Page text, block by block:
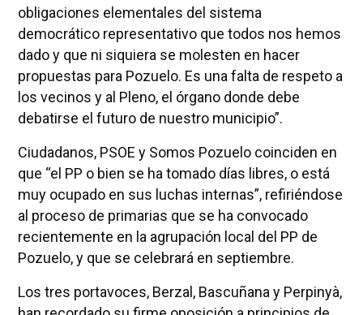
obligaciones elementales del sistema
democrático representativo que todos nos hemos
dado y que ni siquiera se molesten en hacer
propuestas para Pozuelo. Es una falta de respeto a
los vecinos y al Pleno, el órgano donde debe
debatirse el futuro de nuestro municipio”.
Ciudadanos, PSOE y Somos Pozuelo coinciden en
que “el PP o bien se ha tomado días libres, o está
muy ocupado en sus luchas internas”, refiriéndose
al proceso de primarias que se ha convocado
recientemente en la agrupación local del PP de
Pozuelo, y que se celebrará en septiembre.
Los tres portavoces, Berzal, Bascuñana y Perpinyà,